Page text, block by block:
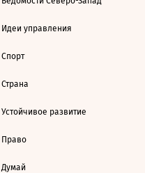
Идеи управления
Спорт
Страна
Устойчивое развитие
Право
Думай